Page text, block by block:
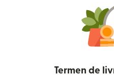
Termen de